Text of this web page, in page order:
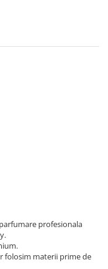
profesionala
folosim materii prime de